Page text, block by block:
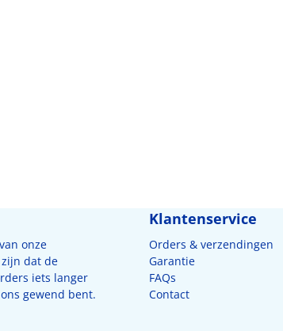
onze
dat de
iets langer
gewend bent.
Klantenservice
Orders & verzendingen
Garantie
FAQs
Contact